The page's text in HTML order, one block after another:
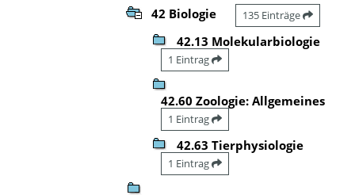
42 Biologie 135 Einträge
42.13 Molekularbiologie
1 Eintrag
42.60 Zoologie: Allgemeines
1 Eintrag
42.63 Tierphysiologie
1 Eintrag